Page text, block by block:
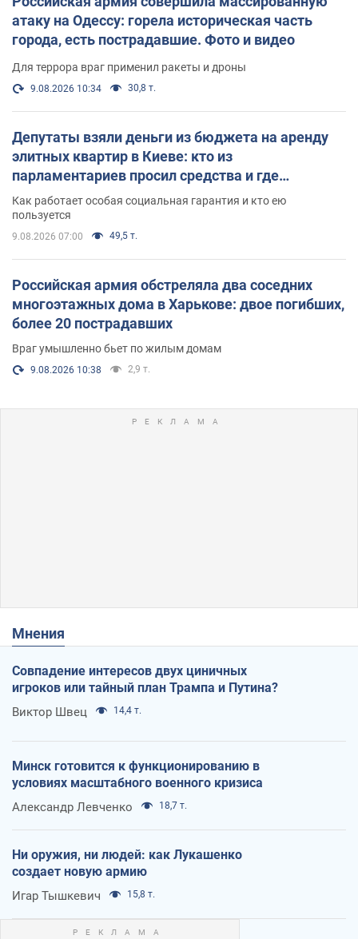
атаку на Одессу: горела историческая часть
города, есть пострадавшие. Фото и видео
Для террора враг применил ракеты и дроны
9.08.2026 10:34 30,8 т.
Депутаты взяли деньги из бюджета на аренду
элитных квартир в Киеве: кто из
парламентариев просил средства и где
поселился
Как работает особая социальная гарантия и кто ею
пользуется
9.08.2026 07:00 49,5 т.
Российская армия обстреляла два соседних
многоэтажных дома в Харькове: двое погибших,
более 20 пострадавших
Враг умышленно бьет по жилым домам
9.08.2026 10:38 2,9 т.
Мнения
Совпадение интересов двух циничных
игроков или тайный план Трампа и Путина?
Виктор Швец 14,4 т.
Минск готовится к функционированию в
условиях масштабного военного кризиса
Александр Левченко 18,7 т.
Ни оружия, ни людей: как Лукашенко
создает новую армию
Игар Тышкевич 15,8 т.